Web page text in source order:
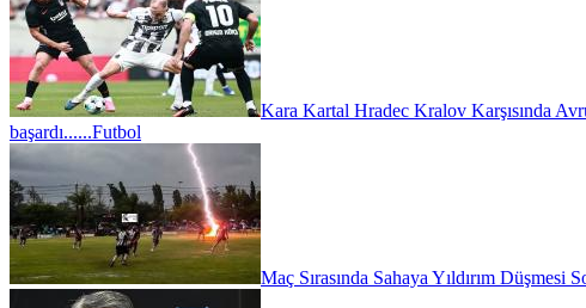
Kara Kartal Hradec Kralov Karşısında
başardı......Futbol
Maç Sırasında Sahaya Yıldırım Düşmesi